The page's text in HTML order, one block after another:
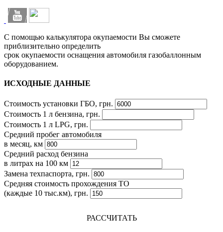
С помощью калькулятора окупаемости Вы сможете
приблизительно определить
срок окупаемости оснащения автомобиля газобаллонным
оборудованием.
ИСХОДНЫЕ ДАННЫЕ
Стоимость установки ГБО, грн.
Стоимость 1 л бензина, грн.
Стоимость 1 л LPG, грн.
Средний пробег автомобиля
в месяц, км
Средний расход бензина
в литрах на 100 км
Замена техпаспорта, грн.
Средняя стоимость прохождения ТО
(каждые 10 тыс.км), грн.
РАССЧИТАТЬ